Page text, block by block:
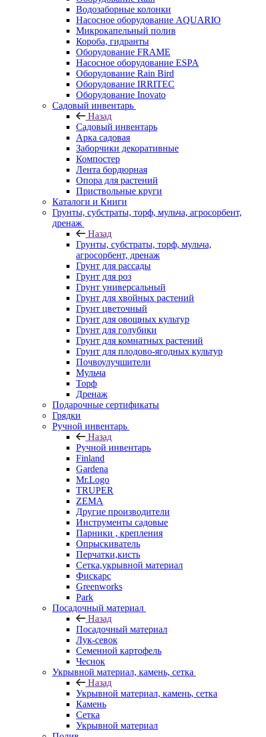
Водозаборные колонки
Насосное оборудование AQUARIO
Микрокапельный полив
Короба, гидранты
Оборудование FRAME
Насосное оборудование ESPA
Оборудование Rain Bird
Оборудование IRRITEC
Оборудование Inovato
Садовый инвентарь
Назад
Садовый инвентарь
Арка садовая
Заборчики декоративные
Компостер
Лента бордюрная
Опора для растений
Приствольные круги
Каталоги и Книги
Грунты, субстраты, торф, мульча, агросорбент,
дренаж
Назад
Грунты, субстраты, торф, мульча,
агросорбент, дренаж
Грунт для рассады
Грунт для роз
Грунт универсальный
Грунт для хвойных растений
Грунт цветочный
Грунт для овощных культур
Грунт для голубики
Грунт для комнатных растений
Грунт для плодово-ягодных культур
Почвоулучшители
Мульча
Торф
Дренаж
Подарочные сертификаты
Грядки
Ручной инвентарь
Назад
Ручной инвентарь
Finland
Gardena
Mr.Logo
TRUPER
ZEMA
Другие производители
Инструменты садовые
Парники , крепления
Опрыскиватель
Перчатки,кисть
Сетка,укрывной материал
Фискарс
Greenworks
Park
Посадочный материал
Назад
Посадочный материал
Лук-севок
Семенной картофель
Чеснок
Укрывной материал, камень, сетка
Назад
Укрывной материал, камень, сетка
Камень
Сетка
Укрывной материал